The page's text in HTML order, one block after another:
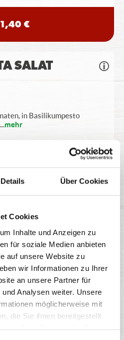
Details Über Cookies
Cookies
Inhalte und Anzeigen zu
für soziale Medien anbieten
auf unsere Website zu
wir Informationen zu Ihrer
an unsere Partner für
Analysen weiter. Unsere
möglicherweise mit
die Sie ihnen bereitgestellt
€
SALAT
in Basilikumpesto
...mehr
8 Stück
€